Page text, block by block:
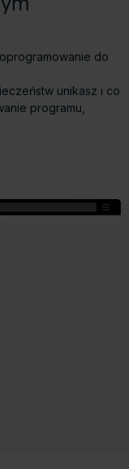
do
unikasz i co
programu,